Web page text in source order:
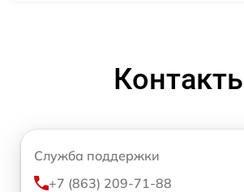
Служба поддержки
+7 (863) 209-71-88